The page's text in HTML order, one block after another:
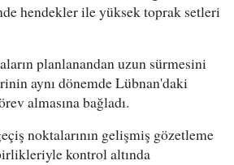
hendekler ile yüksek toprak setleri
planlanandan uzun sürmesini
aynı dönemde Lübnan'daki
almasına bağladı.
noktalarının gelişmiş gözetleme
kontrol altında